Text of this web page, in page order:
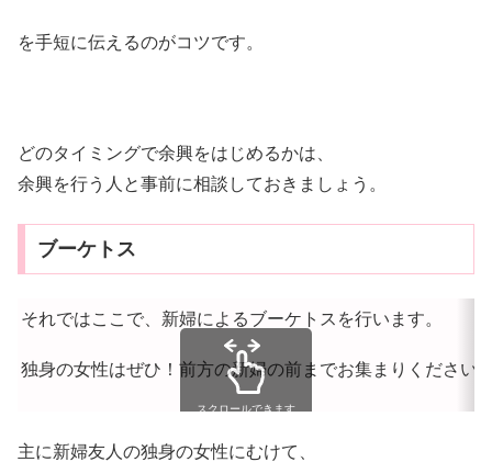
を手短に伝えるのがコツです。
どのタイミングで余興をはじめるかは、
余興を行う人と事前に相談しておきましょう。
ブーケトス
それではここで、新婦によるブーケトスを行います。
独身の女性はぜひ！前方の新婦の前までお集まりください
スクロールできます
主に新婦友人の独身の女性にむけて、